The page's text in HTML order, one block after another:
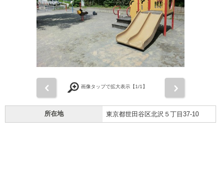
画像タップで拡大表示【1/1】
所在地 東京都世田谷区北沢５丁目37-10